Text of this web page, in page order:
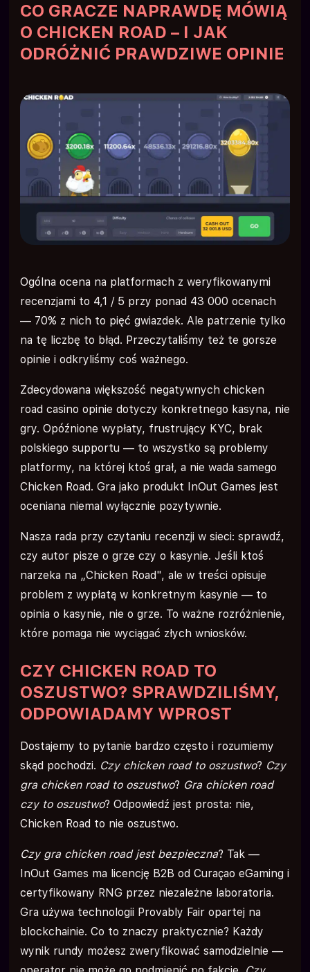
CO GRACZE NAPRAWDĘ MÓWIĄ
O CHICKEN ROAD – I JAK
ODRÓŻNIĆ PRAWDZIWE OPINIE
Ogólna ocena na platformach z weryfikowanymi
recenzjami to 4,1 / 5 przy ponad 43 000 ocenach
— 70% z nich to pięć gwiazdek. Ale patrzenie tylko
na tę liczbę to błąd. Przeczytaliśmy też te gorsze
opinie i odkryliśmy coś ważnego.
Zdecydowana większość negatywnych chicken
road casino opinie dotyczy konkretnego kasyna, nie
gry. Opóźnione wypłaty, frustrujący KYC, brak
polskiego supportu — to wszystko są problemy
platformy, na której ktoś grał, a nie wada samego
Chicken Road. Gra jako produkt InOut Games jest
oceniana niemal wyłącznie pozytywnie.
Nasza rada przy czytaniu recenzji w sieci: sprawdź,
czy autor pisze o grze czy o kasynie. Jeśli ktoś
narzeka na „Chicken Road", ale w treści opisuje
problem z wypłatą w konkretnym kasynie — to
opinia o kasynie, nie o grze. To ważne rozróżnienie,
które pomaga nie wyciągać złych wniosków.
CZY CHICKEN ROAD TO
OSZUSTWO? SPRAWDZILIŚMY,
ODPOWIADAMY WPROST
Dostajemy to pytanie bardzo często i rozumiemy
skąd pochodzi. Czy chicken road to oszustwo? Czy
gra chicken road to oszustwo? Gra chicken road
czy to oszustwo? Odpowiedź jest prosta: nie,
Chicken Road to nie oszustwo.
Czy gra chicken road jest bezpieczna? Tak —
InOut Games ma licencję B2B od Curaçao eGaming i
certyfikowany RNG przez niezależne laboratoria.
Gra używa technologii Provably Fair opartej na
blockchainie. Co to znaczy praktycznie? Każdy
wynik rundy możesz zweryfikować samodzielnie —